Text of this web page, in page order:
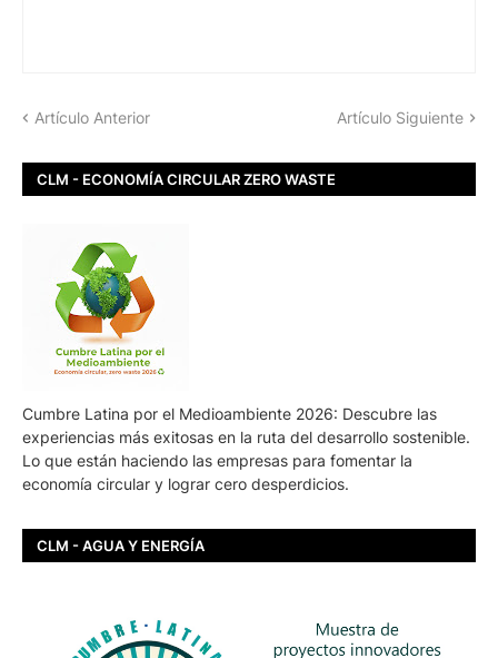
Artículo Anterior Artículo Siguiente
CLM - ECONOMÍA CIRCULAR ZERO WASTE
Cumbre Latina por el Medioambiente 2026: Descubre las
experiencias más exitosas en la ruta del desarrollo sostenible.
Lo que están haciendo las empresas para fomentar la
economía circular y lograr cero desperdicios.
CLM - AGUA Y ENERGÍA